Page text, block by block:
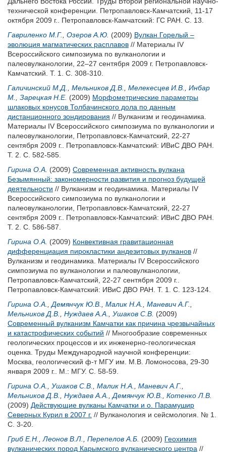
технической конференции. Петропавловск-Камчатский, 11-17
октября 2009 г.. Петропавловск-Камчатский: ГС РАН. С. 13.
Гавриленко M.Г.
Озеров А.Ю. (2009) Вулкан Горелый –
эволюция магматических расплавов // Материалы IV
Всероссийского симпозиума по вулканологии и
палеовулканологии, 22–27 сентября 2009 г. Петропавловск-
Камчатский. Т. 1. С. 308-310.
Галичинский М.Д.
Мельников Д.В. Мелекесцев И.В.
Инбар
М.
Зарецкая Н.Е. (2009) Морфометрические параметры
шлаковых конусов Толбачинского дола по данным
дистанционного зондирования // Вулканизм и геодинамика.
Материалы IV Всероссийского симпозиума по вулканологии и
палеовулканологии, Петропавловск-Камчатский, 22-27
сентября 2009 г.. Петропавловск-Камчатский: ИВиС ДВО РАН.
Т. 2. С. 582-585.
Гирина О.А. (2009) Современная активность вулкана
Безымянный: закономерности развития и прогноз будущей
деятельности // Вулканизм и геодинамика. Материалы IV
Всероссийского симпозиума по вулканологии и
палеовулканологии, Петропавловск-Камчатский, 22-27
сентября 2009 г.. Петропавловск-Камчатский: ИВиС ДВО РАН.
Т. 2. С. 586-587.
Гирина О.А. (2009) Конвективная гравитационная
дифференциация пирокластики андезитовых вулканов //
Вулканизм и геодинамика. Материалы IV Всероссийского
симпозиума по вулканологии и палеовулканологии,
Петропавловск-Камчатский, 22-27 сентября 2009 г..
Петропавловск-Камчатский: ИВиС ДВО РАН. Т. 1. С. 123-124.
Гирина О.А.
Демянчук Ю.В. Малик Н.А. Маневич А.Г.
Мельников Д.В.
Нуждаев А.А. Ушаков С.В. (2009)
Современный вулканизм Камчатки как причина чрезвычайных
и катастрофических событий // Многообразие современных
геологических процессов и их инженерно-геологическая
оценка. Труды Международной научной конференции:
Москва, геологический ф-т МГУ им. М.В. Ломоносова, 29-30
января 2009 г.. М.: МГУ. С. 58-59.
Гирина О.А.
Ушаков С.В. Малик Н.А. Маневич А.Г.
Мельников Д.В.
Нуждаев А.А. Демянчук Ю.В.
Котенко Л.В.
(2009) Действующие вулканы Камчатки и о. Парамушир
Северных Курил в 2007 г. // Вулканология и сейсмология. № 1.
С. 3-20.
Гриб Е.Н.
Леонов В.Л. Перепелов А.Б. (2009) Геохимия
вулканических пород Карымского вулканического центра //